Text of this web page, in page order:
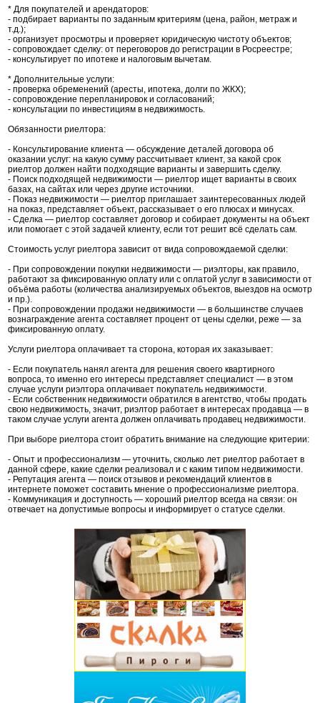
* Для покупателей и арендаторов:
- подбирает варианты по заданным критериям (цена, район, метраж и
т.д.);
- организует просмотры и проверяет юридическую чистоту объектов;
- сопровождает сделку: от переговоров до регистрации в Росреестре;
- консультирует по ипотеке и налоговым вычетам.
* Дополнительные услуги:
- проверка обременений (аресты, ипотека, долги по ЖКХ);
- сопровождение перепланировок и согласований;
- консультации по инвестициям в недвижимость.
Обязанности риелтора:
- Консультирование клиента — обсуждение деталей договора об
оказании услуг: на какую сумму рассчитывает клиент, за какой срок
риелтор должен найти подходящие варианты и завершить сделку.
- Поиск подходящей недвижимости — риелтор ищет варианты в своих
базах, на сайтах или через другие источники.
- Показ недвижимости — риелтор приглашает заинтересованных людей
на показ, представляет объект, рассказывает о его плюсах и минусах.
- Сделка — риелтор составляет договор и собирает документы на объект
или помогает с этой задачей клиенту, если тот решит всё сделать сам.
Стоимость услуг риелтора зависит от вида сопровождаемой сделки:
- При сопровождении покупки недвижимости — риэлторы, как правило,
работают за фиксированную оплату или с оплатой услуг в зависимости от
объёма работы (количества анализируемых объектов, выездов на осмотр
и пр.).
- При сопровождении продажи недвижимости — в большинстве случаев
вознаграждение агента составляет процент от цены сделки, реже — за
фиксированную оплату.
Услуги риелтора оплачивает та сторона, которая их заказывает:
- Если покупатель нанял агента для решения своего квартирного
вопроса, то именно его интересы представляет специалист — в этом
случае услуги риэлтора оплачивает покупатель недвижимости.
- Если собственник недвижимости обратился в агентство, чтобы продать
свою недвижимость, значит, риэлтор работает в интересах продавца — в
таком случае услуги агента должен оплачивать продавец недвижимости.
При выборе риелтора стоит обратить внимание на следующие критерии:
- Опыт и профессионализм — уточнить, сколько лет риелтор работает в
данной сфере, какие сделки реализовал и с каким типом недвижимости.
- Репутация агента — поиск отзывов и рекомендаций клиентов в
интернете поможет составить мнение о профессионализме риелтора.
- Коммуникация и доступность — хороший риелтор всегда на связи: он
отвечает на допустимые вопросы и информирует о статусе сделки.